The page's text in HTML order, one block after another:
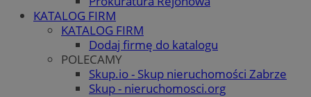
KATALOG FIRM
KATALOG FIRM
Dodaj firmę do katalogu
POLECAMY
Skup.io - Skup nieruchomości Zabrze
Skup - nieruchomosci.org